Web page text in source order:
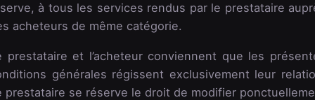
à tous les services rendus par le prestataire
acheteurs de même catégorie.
prestataire et l’acheteur conviennent que les
générales régissent exclusivement leur
prestataire se réserve le droit de modifier